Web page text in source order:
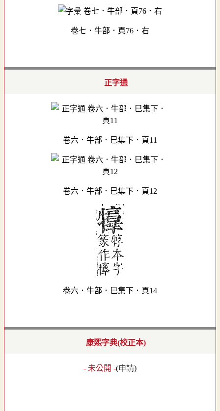
卷七．牛部．頁76．右
正字通
卷六．牛部．巳集下．頁11
卷六．牛部．巳集下．頁12
卷六．牛部．巳集下．頁14
康熙字典(校正本)
- 未公開 -(申請)